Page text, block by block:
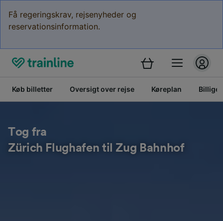
Få regeringskrav, rejsenyheder og
reservationsinformation.
Køb billetter Oversigt over rejse Køreplan Billige
Tog fra
Zürich Flughafen til Zug Bahnhof